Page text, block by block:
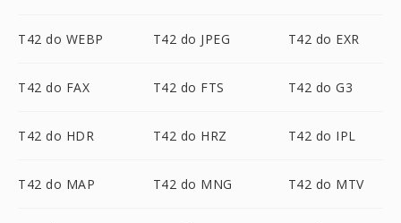
T42 do WEBP T42 do JPEG T42 do EXR
T42 do FAX T42 do FTS T42 do G3
T42 do HDR T42 do HRZ T42 do IPL
T42 do MAP T42 do MNG T42 do MTV